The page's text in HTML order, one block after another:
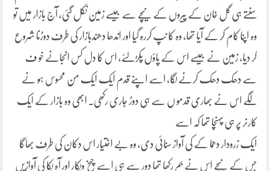
سنتے ہی گل خان کے پیروں کے نیچے سے جیسے زمین نکل گئی، آج بازار میں تو
وہ اپنا کام کر کے آیا تھا، وہ کا نپ کررہ گیا اور اندھا دھندبازار کی طرف دوڑنا شروع
کر دیا، زمین نے جیسے اس کے پاؤں پکڑلئے، اس کا دل کس انجانے خو ف
سے دھک دھک کرنے لگا، اسے اپنے قدم ایک ایک من محسوس ہو نے
لگے اس نے بھاری قدمو ں سے ہی دوڑ جاری رکھی۔ ابھی وہ بازار کے ایک
کارنر پر ہی پہنچا تھا کہ اسے
ایک زرودار دھما کے کی آواز سنائی دی، وہ بے اختیار اس دکان کی طرف بھاگا
جس کے نیچے اس نے بم رکھا تھا دور سے ہی اسے چیخ وپکار اور آہ بکا کی آوازیں